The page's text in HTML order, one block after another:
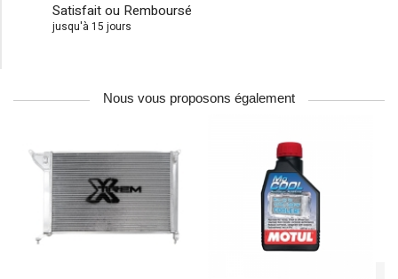
Satisfait ou Remboursé
jusqu'à 15 jours
Nous vous proposons également